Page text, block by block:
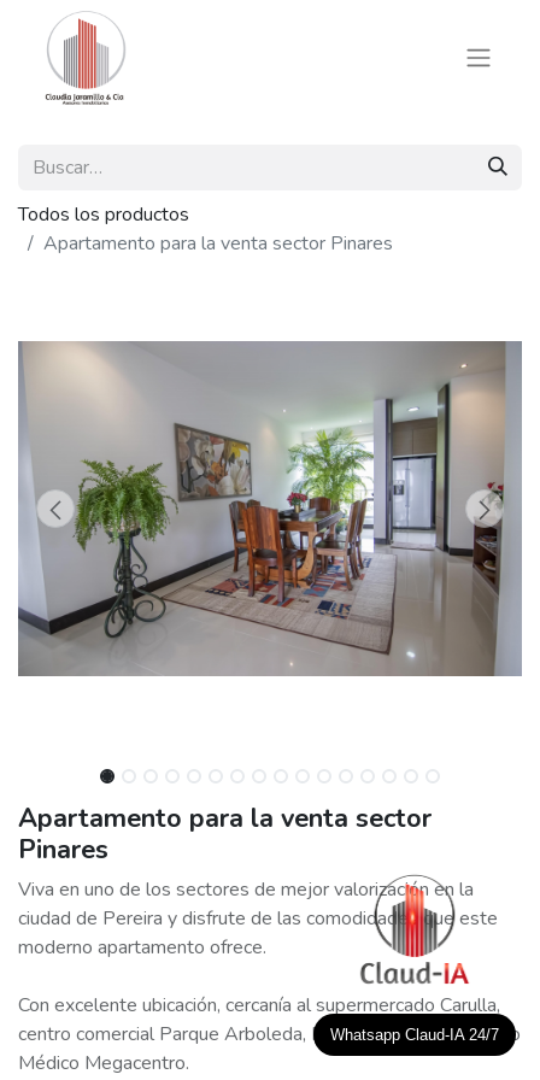
Todos los productos
Apartamento para la venta sector Pinares
Apartamento para la venta sector
Pinares
Viva en uno de los sectores de mejor valorización en la
ciudad de Pereira y disfrute de las comodidades que este
moderno apartamento ofrece.
Con excelente ubicación, cercanía al supermercado Carulla,
centro comercial Parque Arboleda, Pereira Plaza y Complejo
Médico Megacentro.
Whatsapp Claud-IA 24/7